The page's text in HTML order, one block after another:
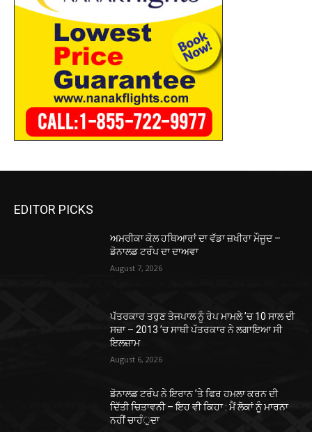
EDITOR PICKS
ਅਮਰੀਕਾ ਕੋਲ ਹਥਿਆਰਾਂ ਦਾ ਵੱਡਾ ਜ਼ਖੀਰਾ ਮੌਜੂਦ –
ਡੋਨਾਲਡ ਟਰੰਪ ਦਾ ਦਾਅਵਾ
August 7, 2026
ਪੱਤਰਕਾਰ ਤਰੁਣ ਤੇਜਪਾਲ ਨੂੰ ਰੇਪ ਮਾਮਲੇ ’ਚ 10 ਸਾਲ ਦੀ
ਸਜ਼ਾ – 2013 ’ਚ ਸਾਥੀ ਪੱਤਰਕਾਰ ਨੇ ਲਗਾਇਆ ਸੀ
ਇਲਜ਼ਾਮ
August 6, 2026
ਡੋਨਾਲਡ ਟਰੰਪ ਨੇ ਇਰਾਨ ’ਤੇ ਫਿਰ ਹਮਲਾ ਕਰਨ ਦੀ
ਦਿੱਤੀ ਚਿਤਾਵਨੀ – ਇਹ ਵੀ ਕਿਹਾ : ਮੈਂ ਲੋਕਾਂ ਨੂੰ ਮਾਰਨਾ
ਨਹੀਂ ਚਾਹੰੁਦਾ